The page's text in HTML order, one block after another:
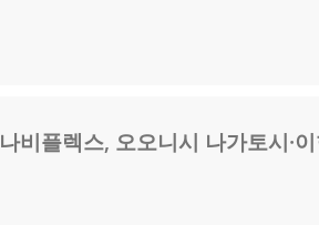
나비플렉스, 오오니시 나가토시·